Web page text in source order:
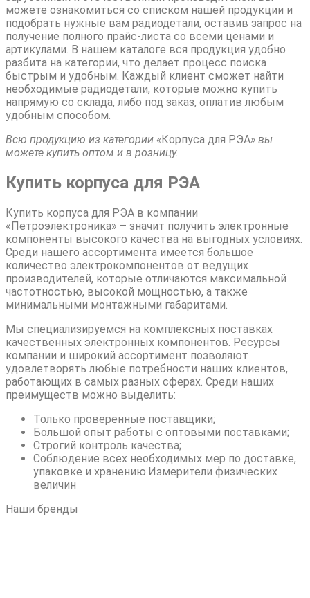
можете ознакомиться со списком нашей продукции и
подобрать нужные вам радиодетали, оставив запрос на
получение полного прайс-листа со всеми ценами и
артикулами. В нашем каталоге вся продукция удобно
разбита на категории, что делает процесс поиска
быстрым и удобным. Каждый клиент сможет найти
необходимые радиодетали, которые можно купить
напрямую со склада, либо под заказ, оплатив любым
удобным способом.
Всю продукцию из категории «Корпуса для РЭА» вы
можете купить оптом и в розницу.
Купить корпуса для РЭА
Купить корпуса для РЭА в компании
«Петроэлектроника» – значит получить электронные
компоненты высокого качества на выгодных условиях.
Среди нашего ассортимента имеется большое
количество электрокомпонентов от ведущих
производителей, которые отличаются максимальной
частотностью, высокой мощностью, а также
минимальными монтажными габаритами.
Мы специализируемся на комплексных поставках
качественных электронных компонентов. Ресурсы
компании и широкий ассортимент позволяют
удовлетворять любые потребности наших клиентов,
работающих в самых разных сферах. Среди наших
преимуществ можно выделить:
Только проверенные поставщики;
Большой опыт работы с оптовыми поставками;
Строгий контроль качества;
Соблюдение всех необходимых мер по доставке,
упаковке и хранению.Измерители физических
величин
Наши бренды